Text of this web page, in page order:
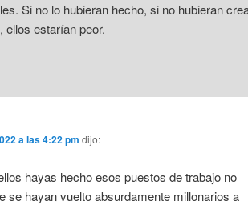
Si no lo hubieran hecho, si no hubieran
ellos estarían peor.
a las 4:22 pm dijo:
hayas hecho esos puestos de trabajo no
se hayan vuelto absurdamente millonarios a